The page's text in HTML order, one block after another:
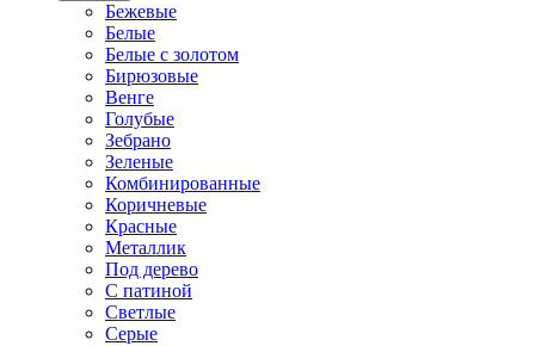
Бежевые
Белые
Белые с золотом
Бирюзовые
Венге
Голубые
Зебрано
Зеленые
Комбинированные
Коричневые
Красные
Металлик
Под дерево
С патиной
Светлые
Серые